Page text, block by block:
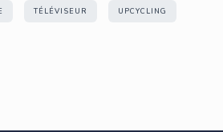
TÉLÉVISEUR UPCYCLING